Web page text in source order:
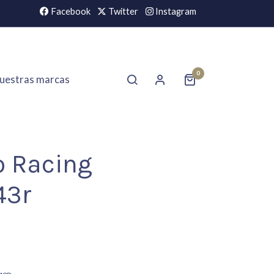
Facebook Twitter Instagram
marcas 0
Racing